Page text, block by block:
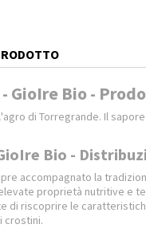
GioIre Bio -
di Torregrande. Il
Bio -
accompagnato la
proprietà nutritive e
di riscoprire le
crostini.